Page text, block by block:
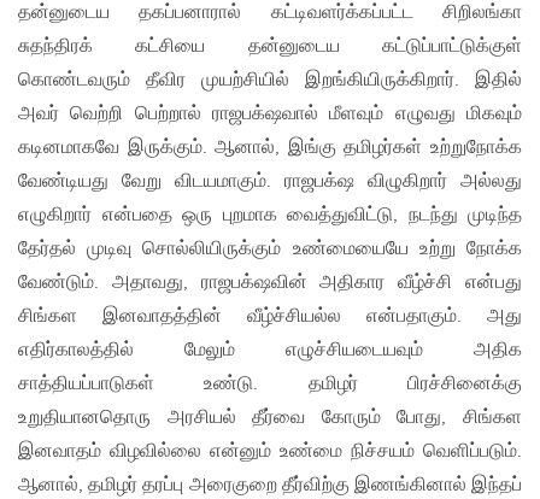
தன்னுடைய தகப்பனாரால் கட்டிவளர்க்கப்பட்ட சிறிலங்கா
சுதந்திரக் கட்சியை தன்னுடைய கட்டுப்பாட்டுக்குள்
கொண்டவரும் தீவிர முயற்சியில் இறங்கியிருக்கிறார். இதில்
அவர் வெற்றி பெற்றால் ராஜபக்‌ஷவால் மீளவும் எழுவது மிகவும்
கடினமாகவே இருக்கும். ஆனால், இங்கு தமிழர்கள் உற்றுநோக்க
வேண்டியது வேறு விடயமாகும். ராஜபக்‌ஷ விழுகிறார் அல்லது
எழுகிறார் என்பதை ஒரு புறமாக வைத்துவிட்டு, நடந்து முடிந்த
தேர்தல் முடிவு சொல்லியிருக்கும் உண்மையையே உற்று நோக்க
வேண்டும். அதாவது, ராஜபக்‌ஷவின் அதிகார வீழ்ச்சி என்பது
சிங்கள இனவாதத்தின் வீழ்ச்சியல்ல என்பதாகும். அது
எதிர்காலத்தில் மேலும் எழுச்சியடையவும் அதிக
சாத்தியப்பாடுகள் உண்டு. தமிழர் பிரச்சினைக்கு
உறுதியானதொரு அரசியல் தீர்வை கோரும் போது, சிங்கள
இனவாதம் விழவில்லை என்னும் உண்மை நிச்சயம் வெளிப்படும்.
ஆனால், தமிழர் தரப்பு அரைகுறை தீர்விற்கு இணங்கினால் இந்தப்